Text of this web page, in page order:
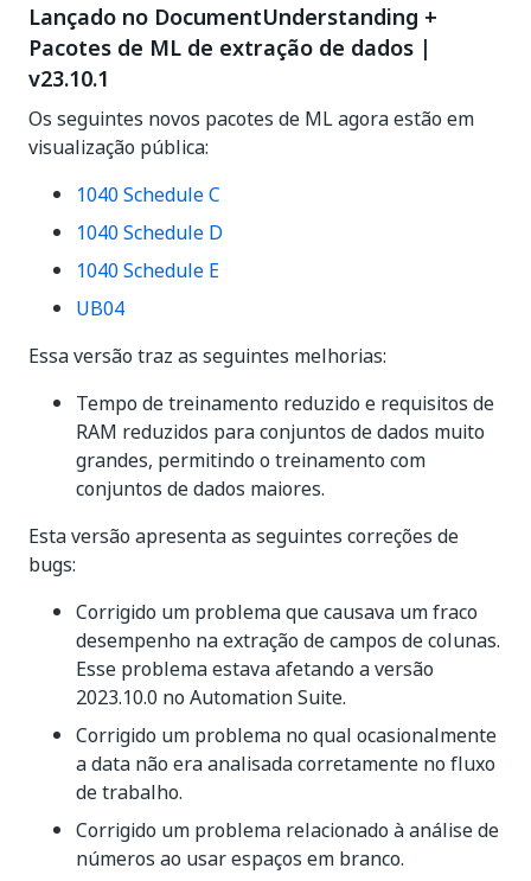
Lançado no DocumentUnderstanding +
Pacotes de ML de extração de dados |
v23.10.1
Os seguintes novos pacotes de ML agora estão em
visualização pública:
1040 Schedule C
1040 Schedule D
1040 Schedule E
UB04
Essa versão traz as seguintes melhorias:
Tempo de treinamento reduzido e requisitos de
RAM reduzidos para conjuntos de dados muito
grandes, permitindo o treinamento com
conjuntos de dados maiores.
Esta versão apresenta as seguintes correções de
bugs:
Corrigido um problema que causava um fraco
desempenho na extração de campos de colunas.
Esse problema estava afetando a versão
2023.10.0 no Automation Suite.
Corrigido um problema no qual ocasionalmente
a data não era analisada corretamente no fluxo
de trabalho.
Corrigido um problema relacionado à análise de
números ao usar espaços em branco.